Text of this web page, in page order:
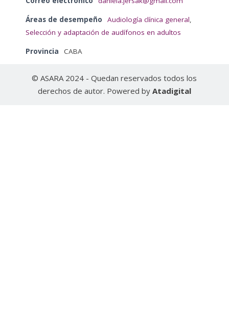
Áreas de desempeño Audiología clínica general,
Selección y adaptación de audífonos en adultos
Provincia CABA
© ASARA 2024 - Quedan reservados todos los
derechos de autor. Powered by Atadigital